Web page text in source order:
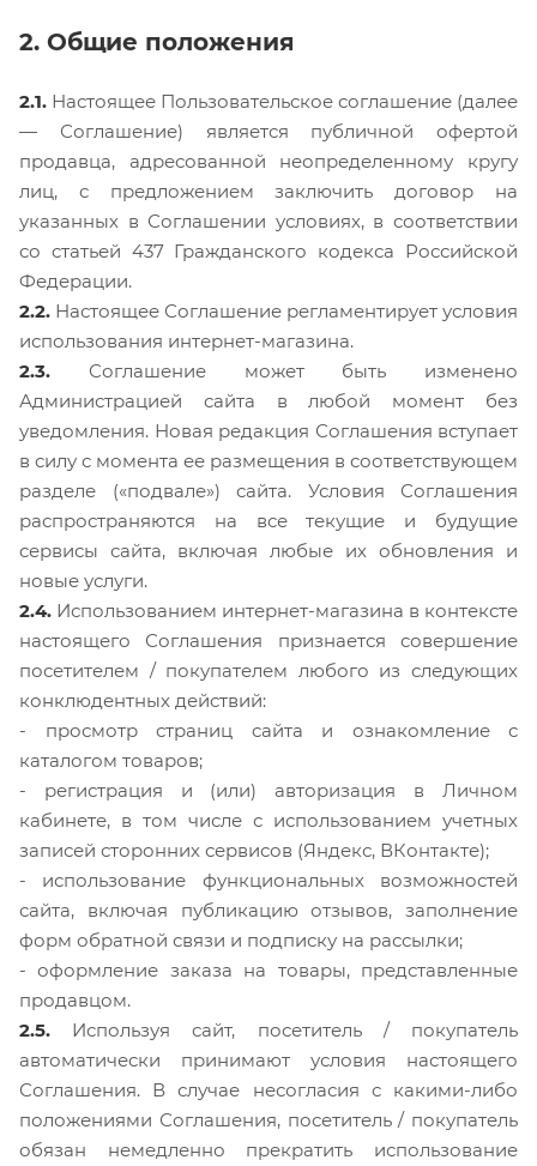
2. Общие положения
2.1. Настоящее Пользовательское соглашение (далее
— Соглашение) является публичной офертой
продавца, адресованной неопределенному кругу
лиц, с предложением заключить договор на
указанных в Соглашении условиях, в соответствии
со статьей 437 Гражданского кодекса Российской
Федерации.
2.2. Настоящее Соглашение регламентирует условия
использования интернет-магазина.
2.3. Соглашение может быть изменено
Администрацией сайта в любой момент без
уведомления. Новая редакция Соглашения вступает
в силу с момента ее размещения в соответствующем
разделе («подвале») сайта. Условия Соглашения
распространяются на все текущие и будущие
сервисы сайта, включая любые их обновления и
новые услуги.
2.4. Использованием интернет-магазина в контексте
настоящего Соглашения признается совершение
посетителем / покупателем любого из следующих
конклюдентных действий:
- просмотр страниц сайта и ознакомление с
каталогом товаров;
- регистрация и (или) авторизация в Личном
кабинете, в том числе с использованием учетных
записей сторонних сервисов (Яндекс, ВКонтакте);
- использование функциональных возможностей
сайта, включая публикацию отзывов, заполнение
форм обратной связи и подписку на рассылки;
- оформление заказа на товары, представленные
продавцом.
2.5. Используя сайт, посетитель / покупатель
автоматически принимают условия настоящего
Соглашения. В случае несогласия с какими-либо
положениями Соглашения, посетитель / покупатель
обязан немедленно прекратить использование